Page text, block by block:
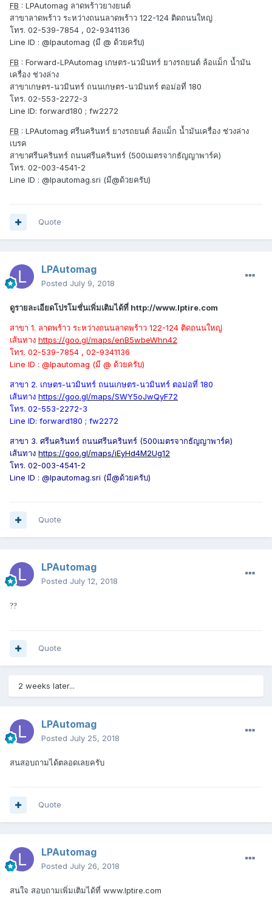
FB : LPAutomag ลาดพร้าวยางยนต์
สาขาลาดพร้าว ระหว่างถนนลาดพร้าว 122-124 ติดถนนใหญ่
โทร. 02-539-7854 , 02-9341136
Line ID : @lpautomag (มี @ ด้วยครับ)
FB : Forward-LPAutomag เกษตร-นวมินทร์ ยางรถยนต์ ล้อแม็ก น้ำมัน
เครื่อง ช่วงล่าง
สาขาเกษตร-นวมินทร์ ถนนเกษตร-นวมินทร์ ตอม่อที่ 180
โทร. 02-553-2272-3
Line ID: forward180 ; fw2272
FB : LPAutomag ศรีนครินทร์ ยางรถยนต์ ล้อแม็ก น้ำมันเครื่อง ช่วงล่าง
เบรค
สาขาศรีนครินทร์ ถนนศรีนครินทร์ (500เมตรจากธัญญาพาร์ค)
โทร. 02-003-4541-2
Line ID : @lpautomag.sri (มี@ด้วยครับ)
Quote
LPAutomag
Posted July 9, 2018
ดูรายละเอียดโปรโมชั่นเพิ่มเติมได้ที่ http://www.lptire.com
สาขา 1. ลาดพร้าว ระหว่างถนนลาดพร้าว 122-124 ติดถนนใหญ่
เส้นทาง https://goo.gl/maps/enB5wbeWhn42
โทร. 02-539-7854 , 02-9341136
Line ID : @lpautomag (มี @ ด้วยครับ)
สาขา 2. เกษตร-นวมินทร์ ถนนเกษตร-นวมินทร์ ตอม่อที่ 180
เส้นทาง https://goo.gl/maps/SWY5oJwQyF72
โทร. 02-553-2272-3
Line ID: forward180 ; fw2272
สาขา 3. ศรีนครินทร์ ถนนศรีนครินทร์ (500เมตรจากธัญญาพาร์ค)
เส้นทาง https://goo.gl/maps/iEyHd4M2Ug12
โทร. 02-003-4541-2
Line ID : @lpautomag.sri (มี@ด้วยครับ)
Quote
LPAutomag
Posted July 12, 2018
??
Quote
2 weeks later...
LPAutomag
Posted July 25, 2018
สนสอบถามได้ตลอดเลยครับ
Quote
LPAutomag
Posted July 26, 2018
สนใจ สอบถามเพิ่มเติมได้ที่ www.lptire.com